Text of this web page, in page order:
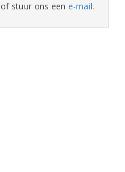
of stuur ons een e-mail.